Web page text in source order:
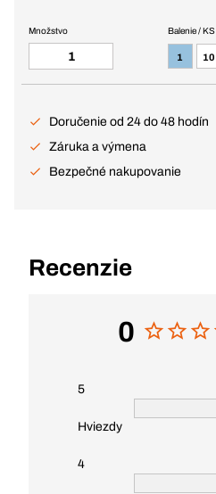
Balenie / KS
1 10
Množstvo
Doručenie od 24 do 48 hodín
Záruka a výmena
Bezpečné nakupovanie
Recenzie
0
5
Hviezdy
4